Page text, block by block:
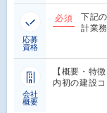
応募
資格
必須
下記
計業
会社
概要
【概要・特
内初の建設